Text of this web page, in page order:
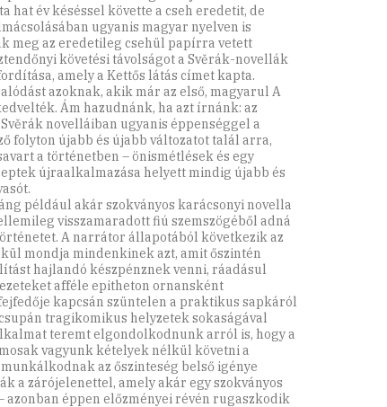
hat év késéssel követte a cseh eredetit, de
ugyanis magyar nyelven is
meg az eredetileg csehül papírra vetett
követési távolságot a Svěrák-novellák
amely a Kettős látás címet kapta.
azoknak, akik már az első, magyarul A
Ám hazudnánk, ha azt írnánk: az
novelláiban ugyanis éppenséggel a
folyton újabb és újabb változatot talál arra,
a történetben – önismétlések és egy
újraalkalmazása helyett mindig újabb és
például akár szokványos karácsonyi novella
visszamaradott fiú szemszögéből adná
A narrátor állapotából következik az
mondja mindenkinek azt, amit őszintén
hajlandó készpénznek venni, ráadásul
afféle epitheton ornansként
kapcsán szüntelen a praktikus sapkáról
tragikomikus helyzetek sokaságával
teremt elgondolkodnunk arról is, hogy a
vagyunk kételyek nélkül követni a
az őszinteség belső igénye
a zárójelenettel, amely akár egy szokványos
éppen előzményei révén rugaszkodik